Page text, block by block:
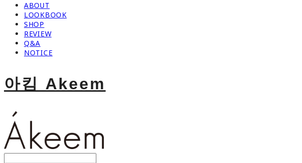
ABOUT
LOOKBOOK
SHOP
REVIEW
Q&A
NOTICE
아킴 Akeem